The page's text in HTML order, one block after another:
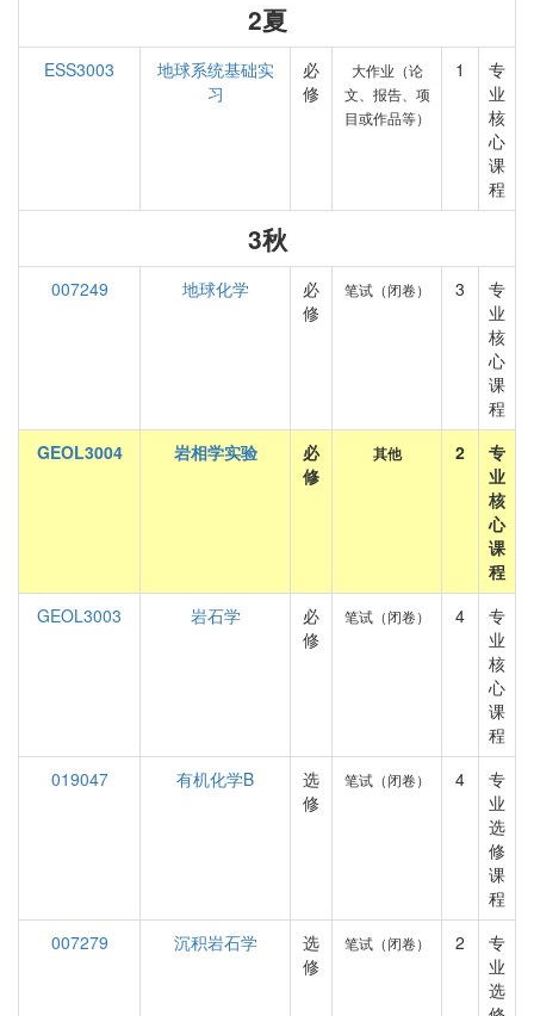
2夏
ESS3003
地球系统基础实
习
必
修
大作业（论
文、报告、项
目或作品等）
1
专
业
核
心
课
程
3秋
007249 地球化学
必
修
笔试（闭卷） 3
专
业
核
心
课
程
GEOL3004
岩相学实验
必
修
其他 2
专
业
核
心
课
程
GEOL3003
岩石学
必
修
笔试（闭卷） 4
专
业
核
心
课
程
019047
有机化学B
选
修
笔试（闭卷） 4
专
业
选
修
课
程
007279
沉积岩石学
选
修
笔试（闭卷） 2
专
业
选